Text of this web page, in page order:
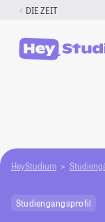
Zum
springen
DIE ZEIT
HeyStudium
Studiengangsprofil